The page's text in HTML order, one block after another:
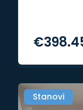
€
Stanovi